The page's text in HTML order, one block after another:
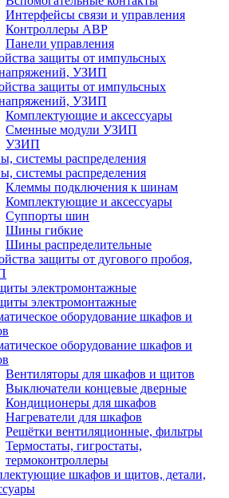
Интерфейсы связи и управления
Контроллеры АВР
Панели управления
защиты от импульсных
УЗИП
защиты от импульсных
УЗИП
Комплектующие и аксессуары
Сменные модули УЗИП
УЗИП
системы распределения
системы распределения
Клеммы подключения к шинам
Комплектующие и аксессуары
Суппорты шин
Шины гибкие
Шины распределительные
защиты от дугового пробоя,
электромонтажные
электромонтажные
оборудование шкафов и
оборудование шкафов и
Вентиляторы для шкафов и щитов
Выключатели концевые дверные
Кондиционеры для шкафов
Нагреватели для шкафов
Решётки вентиляционные, фильтры
Термостаты, гигростаты,
термоконтроллеры
шкафов и щитов, детали,